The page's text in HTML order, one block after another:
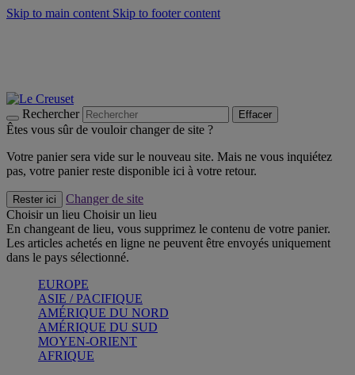
Skip to main content Skip to footer content
Rechercher Effacer
Êtes vous sûr de vouloir changer de site ?
Votre panier sera vide sur le nouveau site. Mais ne vous inquiétez
pas, votre panier reste disponible ici à votre retour.
Rester ici
Changer de site
Choisir un lieu Choisir un lieu
En changeant de lieu, vous supprimez le contenu de votre panier.
Les articles achetés en ligne ne peuvent être envoyés uniquement
dans le pays sélectionné.
EUROPE
ASIE / PACIFIQUE
AMÉRIQUE DU NORD
AMÉRIQUE DU SUD
MOYEN-ORIENT
AFRIQUE